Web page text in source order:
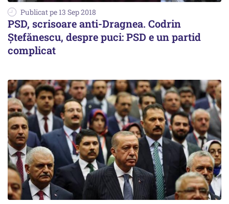
Publicat pe 13 Sep 2018
PSD, scrisoare anti-Dragnea. Codrin
Ștefănescu, despre puci: PSD e un partid
complicat